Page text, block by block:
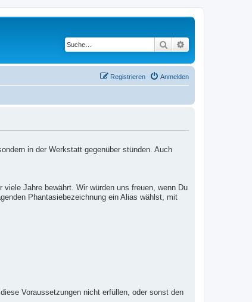
Suche
Anmelden
Registrieren
in der Werkstatt gegenüber stünden. Auch
Jahre bewährt. Wir würden uns freuen, wenn Du
Phantasiebezeichnung ein Alias wählst, mit
Voraussetzungen nicht erfüllen, oder sonst den